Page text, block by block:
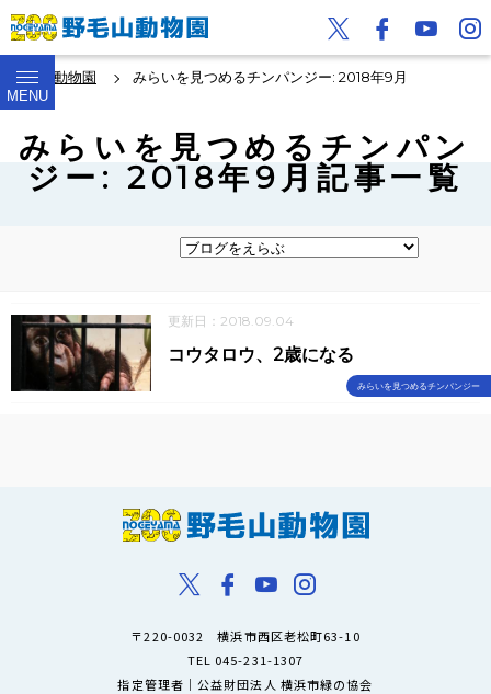
MENU
野毛山動物園 みらいを見つめるチンパンジー: 2018年9月
みらいを見つめるチンパン
ジー: 2018年9月記事一覧
更新日：2018.09.04
みらいを見つめるチンパンジー
コウタロウ、2歳になる
〒220-0032 横浜市西区老松町63-10
TEL 045-231-1307
指定管理者｜公益財団法人 横浜市緑の協会